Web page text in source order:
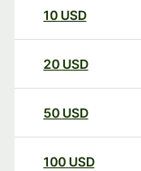
10 USD
20 USD
50 USD
100 USD